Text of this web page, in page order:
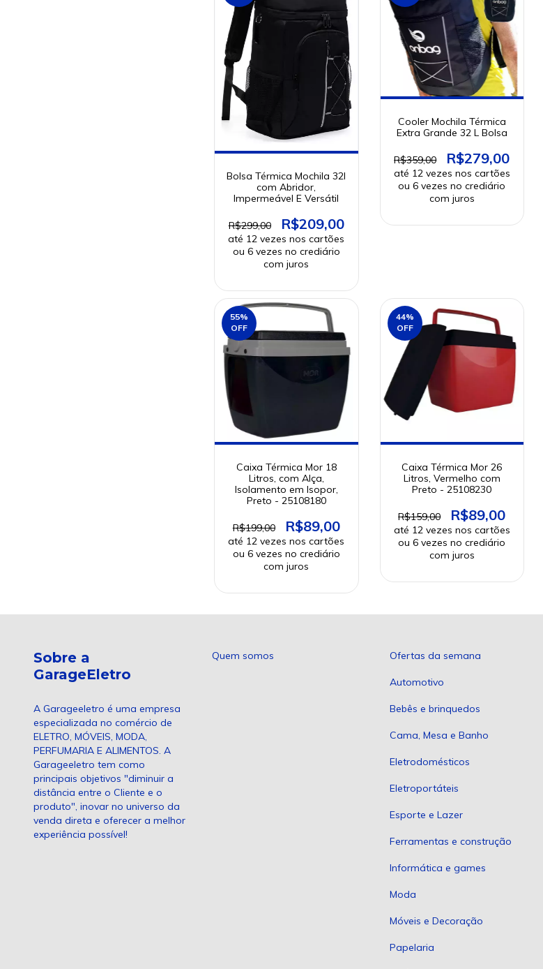
Bolsa Térmica Mochila 32l
com Abridor,
Impermeável E Versátil
R$299,00 R$209,00
Cooler Mochila Térmica
Extra Grande 32 L Bolsa
R$359,00 R$279,00
55%
OFF
Caixa Térmica Mor 18
Litros, com Alça,
Isolamento em Isopor,
Preto - 25108180
R$199,00 R$89,00
44%
OFF
Caixa Térmica Mor 26
Litros, Vermelho com
Preto - 25108230
R$159,00 R$89,00
Sobre a
GarageEletro
A Garageeletro é uma empresa
especializada no comércio de
ELETRO, MÓVEIS, MODA,
PERFUMARIA E ALIMENTOS. A
Garageeletro tem como
principais objetivos "diminuir a
distância entre o Cliente e o
produto", inovar no universo da
venda direta e oferecer a melhor
experiência possível!
Quem somos Ofertas da semana
Automotivo
Bebês e brinquedos
Cama, Mesa e Banho
Eletrodomésticos
Eletroportáteis
Esporte e Lazer
Ferramentas e construção
Informática e games
Moda
Móveis e Decoração
Papelaria